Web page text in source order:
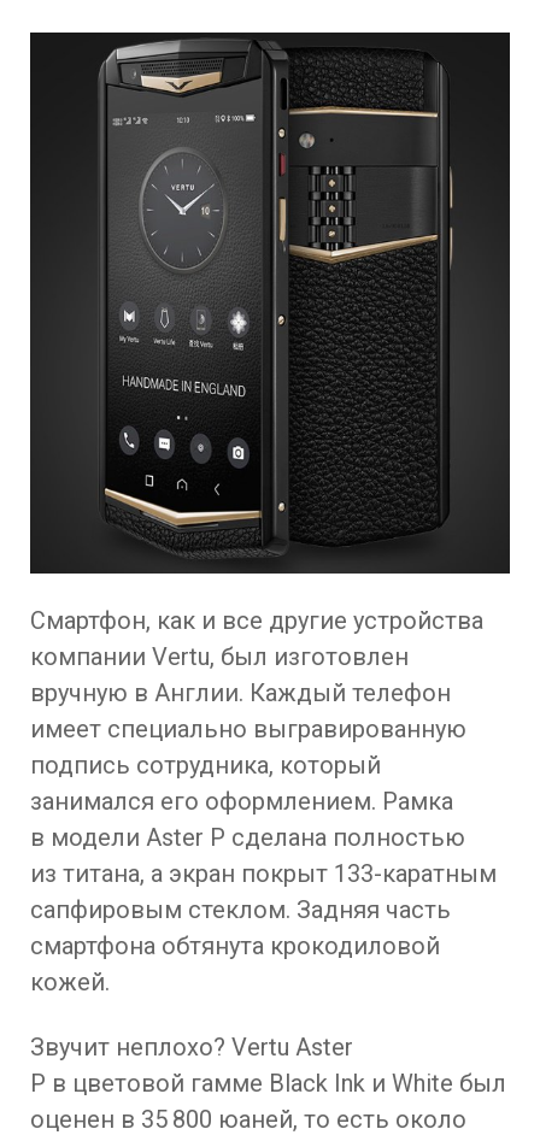
Смартфон, как и все другие устройства
компании Vertu, был изготовлен
вручную в Англии. Каждый телефон
имеет специально выгравированную
подпись сотрудника, который
занимался его оформлением. Рамка
в модели Aster P сделана полностью
из титана, а экран покрыт 133-каратным
сапфировым стеклом. Задняя часть
смартфона обтянута крокодиловой
кожей.
Звучит неплохо? Vertu Aster
P в цветовой гамме Black Ink и White был
оценен в 35 800 юаней, то есть около